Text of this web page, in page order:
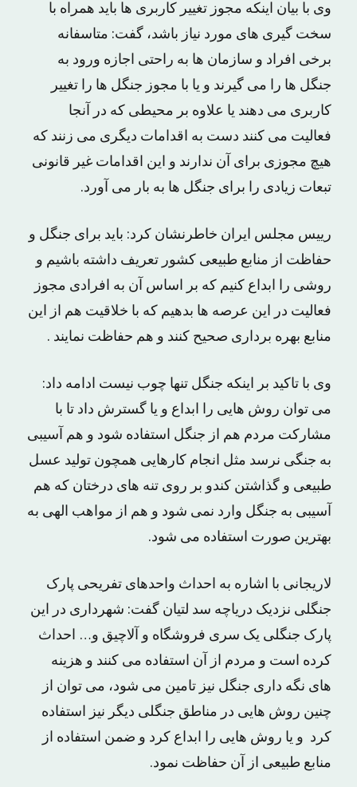
وی با بیان اینکه مجوز تغییر کاربری ها باید همراه با
سخت گیری های مورد نیاز باشد، گفت: متاسفانه
برخی افراد و سازمان ها به راحتی اجازه ورود به
جنگل ها را می گیرند و یا با مجوز جنگل ها را تغییر
کاربری می دهند یا علاوه بر محیطی که در آنجا
فعالیت می کنند دست به اقدامات دیگری می زنند که
هیچ مجوزی برای آن ندارند و این اقدامات غیر قانونی
تبعات زیادی را برای جنگل ها به بار می آورد.
رییس مجلس ایران خاطرنشان کرد: باید برای جنگل و
حفاظت از منابع طبیعی کشور تعریف داشته باشیم و
روشی را ابداع کنیم که بر اساس آن به افرادی مجوز
فعالیت در این عرصه ها بدهیم که با خلاقیت هم از این
منابع بهره برداری صحیح کنند و هم حفاظت نمایند .
وی با تاکید بر اینکه جنگل تنها چوب نیست ادامه داد:
می توان روش هایی را ابداع و یا گسترش داد تا با
مشارکت مردم هم از جنگل استفاده شود و هم آسیبی
به جنگی نرسد مثل انجام کارهایی همچون تولید عسل
طبیعی و گذاشتن کندو بر روی تنه های درختان که هم
آسیبی به جنگل وارد نمی شود و هم از مواهب الهی به
بهترین صورت استفاده می شود.
لاریجانی با اشاره به احداث واحدهای تفریحی پارک
جنگلی نزدیک دریاچه سد لتیان گفت: شهرداری در این
پارک جنگلی یک سری فروشگاه و آلاچیق و… احداث
کرده است و مردم از آن استفاده می کنند و هزینه
های نگه داری جنگل نیز تامین می شود، می توان از
چنین روش هایی در مناطق جنگلی دیگر نیز استفاده
کرد و یا روش هایی را ابداع کرد و ضمن استفاده از
منابع طبیعی از آن حفاظت نمود.